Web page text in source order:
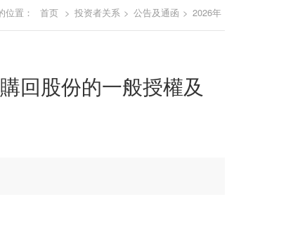
位置： 首页 > 投资者关系 > 公告及通函 > 2026年
回股份的一般授權及